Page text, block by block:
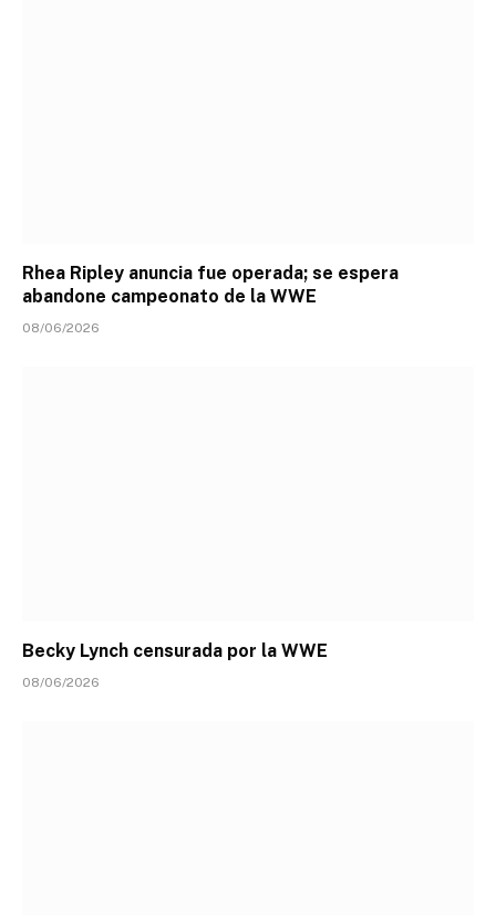
Rhea Ripley anuncia fue operada; se espera
abandone campeonato de la WWE
08/06/2026
Becky Lynch censurada por la WWE
08/06/2026